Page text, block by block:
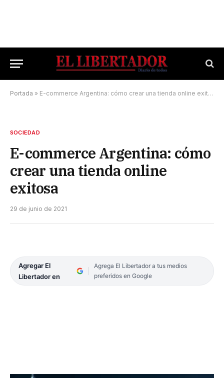
Portada » E-commerce Argentina: cómo crear una tienda online exitosa
SOCIEDAD
E-commerce Argentina: cómo
crear una tienda online
exitosa
29 de junio de 2021
Agregar El
Libertador en
Agrega El Libertador a tus medios
preferidos en Google